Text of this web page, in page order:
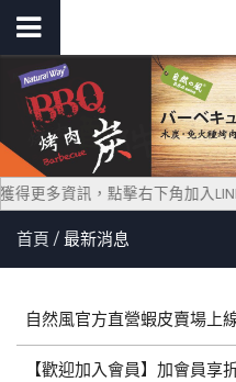
得更多資訊，點擊右下角加入
首頁 最新消息
自然風官方直營蝦皮賣場上
【歡迎加入會員】加會員享